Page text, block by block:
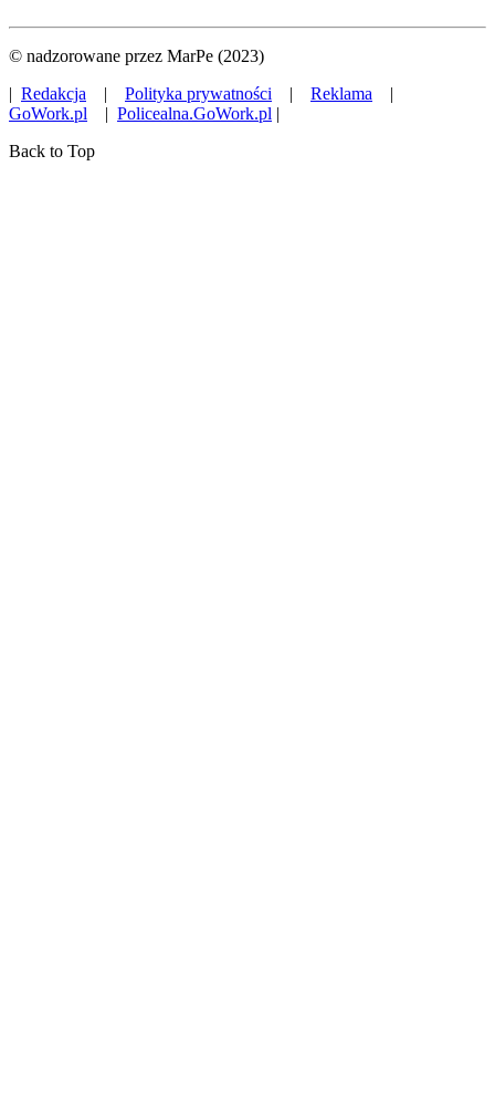
© nadzorowane przez MarPe (2023)
| Redakcja | Polityka prywatności | Reklama |
GoWork.pl | Policealna.GoWork.pl |
Back to Top